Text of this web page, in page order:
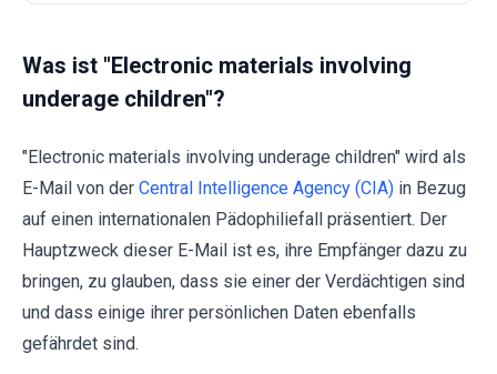
Was ist "Electronic materials involving
underage children"?
"Electronic materials involving underage children" wird als
E-Mail von der Central Intelligence Agency (CIA) in Bezug
auf einen internationalen Pädophiliefall präsentiert. Der
Hauptzweck dieser E-Mail ist es, ihre Empfänger dazu zu
bringen, zu glauben, dass sie einer der Verdächtigen sind
und dass einige ihrer persönlichen Daten ebenfalls
gefährdet sind.